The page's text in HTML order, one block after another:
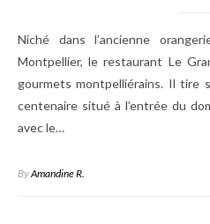
Niché dans l’ancienne orangerie du château de Bionne à
Montpellier, le restaurant Le
gourmets montpelliérains. Il tire
centenaire situé à l’entrée du
avec le…
ByAmandine R.